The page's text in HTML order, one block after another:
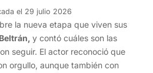
el 29 julio 2026
la nueva etapa que viven sus
y contó cuáles son las
seguir. El actor reconoció que
orgullo, aunque también con